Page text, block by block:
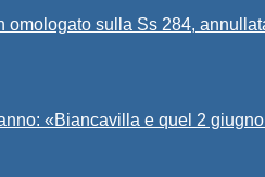
omologato sulla Ss 284,
«Biancavilla e quel 2